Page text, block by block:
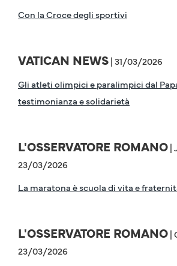
Con la Croce degli sportivi
VATICAN NEWS| 31/03/2026
Gli atleti olimpici e paralimpici dal
testimonianza e solidarietà
L'OSSERVATORE ROMANO|
23/03/2026
La maratona è scuola di vita e
L'OSSERVATORE ROMANO|
23/03/2026